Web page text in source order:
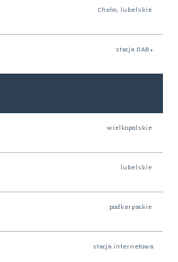
Chełm, lubelskie
stacja DAB+
wielkopolskie
lubelskie
podkarpackie
stacja internetowa